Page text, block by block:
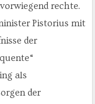
rechte.
Pistorius mit
der
als
der